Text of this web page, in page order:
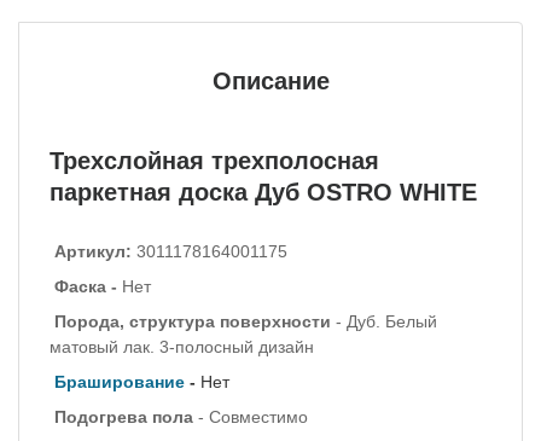
Описание
Трехслойная трехполосная
паркетная доска Дуб OSTRO WHITE
Артикул: 3011178164001175
Фаска - Нет
Порода, структура поверхности - Дуб. Белый
матовый лак. 3-полосный дизайн
Браширование - Нет
Подогрева пола - Совместимо